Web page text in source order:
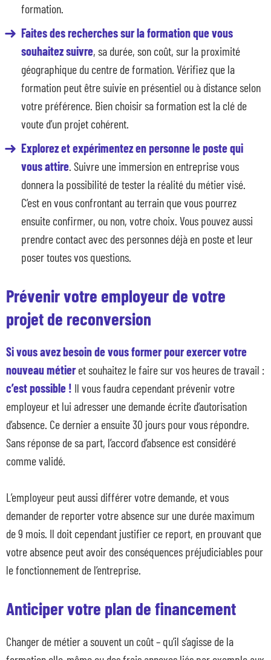
formation.
Faites des recherches sur la formation que vous
souhaitez suivre, sa durée, son coût, sur la proximité
géographique du centre de formation. Vérifiez que la
formation peut être suivie en présentiel ou à distance selon
votre préférence. Bien choisir sa formation est la clé de
voute d’un projet cohérent.
Explorez et expérimentez en personne le poste qui
vous attire . Suivre une immersion en entreprise vous
donnera la possibilité de tester la réalité du métier visé.
C’est en vous confrontant au terrain que vous pourrez
ensuite confirmer, ou non, votre choix. Vous pouvez aussi
prendre contact avec des personnes déjà en poste et leur
poser toutes vos questions.
Prévenir votre employeur de votre
projet de reconversion
Si vous avez besoin de vous former pour exercer votre
nouveau métieret souhaitez le faire sur vos heures de travail :
c’est possible ! Il vous faudra cependant prévenir votre
employeur et lui adresser une demande écrite d’autorisation
d’absence. Ce dernier a ensuite 30 jours pour vous répondre.
Sans réponse de sa part, l’accord d’absence est considéré
comme validé.
L’employeur peut aussi différer votre demande, et vous
demander de reporter votre absence sur une durée maximum
de 9 mois. Il doit cependant justifier ce report, en prouvant que
votre absence peut avoir des conséquences préjudiciables pour
le fonctionnement de l’entreprise.
Anticiper votre plan de financement
Changer de métier a souvent un coût – qu’il s’agisse de la